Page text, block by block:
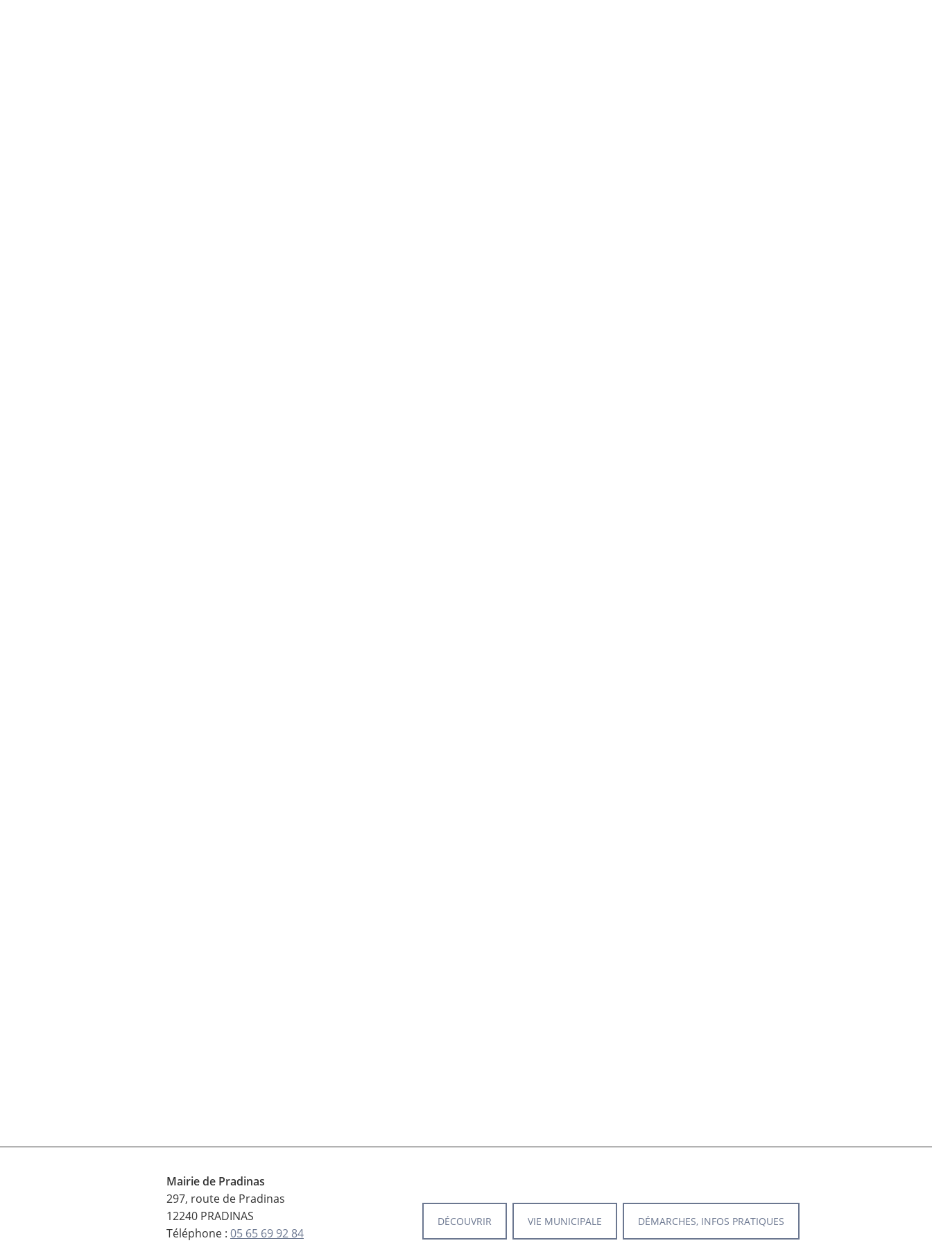
Mairie de Pradinas
297, route de Pradinas
12240 PRADINAS
Téléphone : 05 65 69 92 84
DÉCOUVRIR VIE MUNICIPALE DÉMARCHES, INFOS PRATIQUES